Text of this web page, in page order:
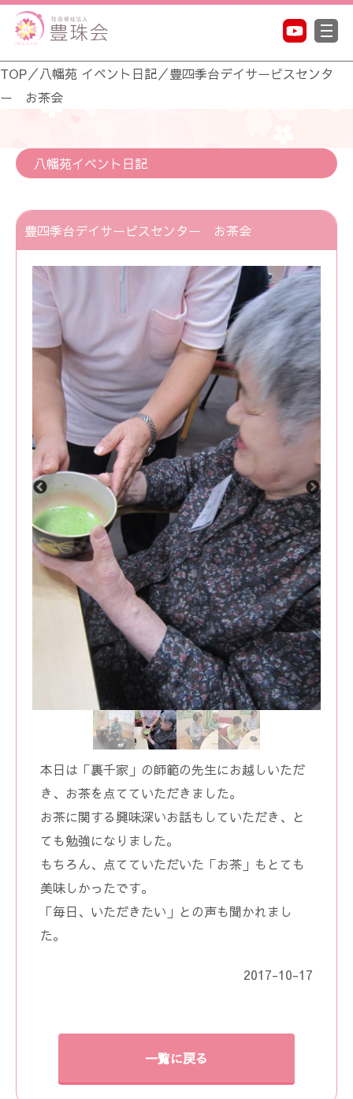
TOP／八幡苑 イベント日記／豊四季台デイサービスセンタ
ー お茶会
八幡苑イベント日記
豊四季台デイサービスセンター お茶会
本日は「裏千家」の師範の先生にお越しいただ
き、お茶を点てていただきました。
お茶に関する興味深いお話もしていただき、と
ても勉強になりました。
もちろん、点てていただいた「お茶」もとても
美味しかったです。
「毎日、いただきたい」との声も聞かれまし
た。
2017-10-17
一覧に戻る